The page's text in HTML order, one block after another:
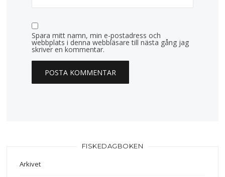
Spara mitt namn, min e-postadress och
webbplats i denna webbläsare till nästa gång jag
skriver en kommentar.
FISKEDAGBOKEN
Arkivet